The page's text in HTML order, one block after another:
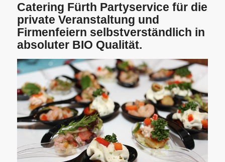
Catering Fürth Partyservice für die
private Veranstaltung und
Firmenfeiern selbstverständlich in
absoluter BIO Qualität.